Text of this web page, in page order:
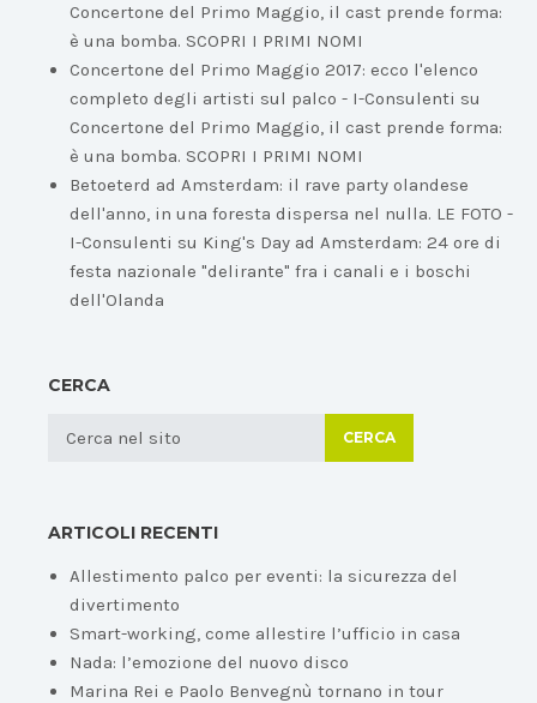
Concertone del Primo Maggio, il cast prende forma:
è una bomba. SCOPRI I PRIMI NOMI
Concertone del Primo Maggio 2017: ecco l'elenco
completo degli artisti sul palco - I-Consulenti su
Concertone del Primo Maggio, il cast prende forma:
è una bomba. SCOPRI I PRIMI NOMI
Betoeterd ad Amsterdam: il rave party olandese
dell'anno, in una foresta dispersa nel nulla. LE FOTO -
I-Consulenti su King's Day ad Amsterdam: 24 ore di
festa nazionale "delirante" fra i canali e i boschi
dell'Olanda
CERCA
CERCA
ARTICOLI RECENTI
Allestimento palco per eventi: la sicurezza del
divertimento
Smart-working, come allestire l’ufficio in casa
Nada: l’emozione del nuovo disco
Marina Rei e Paolo Benvegnù tornano in tour